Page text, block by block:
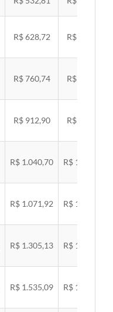
R$ 628,72 R$ 647,89
R$ 760,74 R$ 783,94
R$ 912,90 R$ 940,74
R$ 1.040,70 R$ 1.072,43
R$ 1.071,92 R$ 1.104,60
R$ 1.305,13 R$ 1.344,92
R$ 1.535,09 R$ 1.581,89